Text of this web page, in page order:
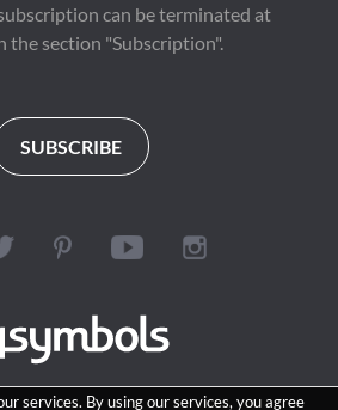
services. By using our services, you agree
can be terminated at
the section "Subscription".
SUBSCRIBE